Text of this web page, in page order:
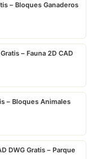
– Bloques Ganaderos
– Fauna 2D CAD
– Bloques Animales
DWG Gratis – Parque